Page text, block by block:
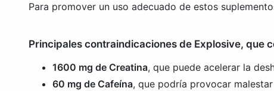
Para promover un uso adecuado de estos
Principales contraindicaciones de Explosive, que
1600 mg de Creatina, que puede acelerar la
60 mg de Cafeína, que podría provocar